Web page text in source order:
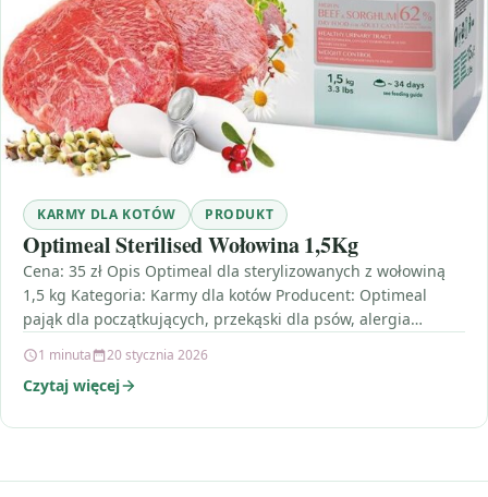
KARMY DLA KOTÓW PRODUKT
Optimeal Sterilised Wołowina 1,5Kg
Cena: 35 zł Opis Optimeal dla sterylizowanych z wołowiną
1,5 kg Kategoria: Karmy dla kotów Producent: Optimeal
pająk dla początkujących, przekąski dla psów, alergia…
1 minuta 20 stycznia 2026
Czytaj więcej